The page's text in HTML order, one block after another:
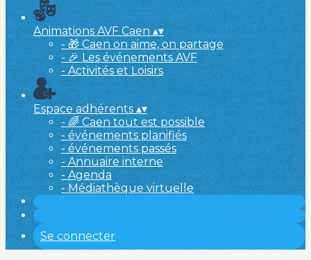
Animations AVF Caen▴▾
- 🎁 Caen on aime, on partage
- 🎉 Les événements AVF
- Activités et Loisirs
Espace adhérents▴▾
- 🌈 Caen tout est possible
- événements planifiés
- événements passés
- Annuaire interne
- Agenda
- Médiathèque virtuelle
Se connecter